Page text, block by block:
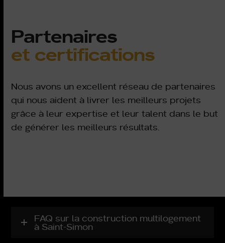
Partenaires
et certifications
Nous avons un excellent réseau de partenaires
qui nous aident à livrer les meilleurs projets
grâce à leur expertise et leur talent dans le but
de générer les meilleurs résultats.
FAQ sur la construction multilogement
à Saint-Simon